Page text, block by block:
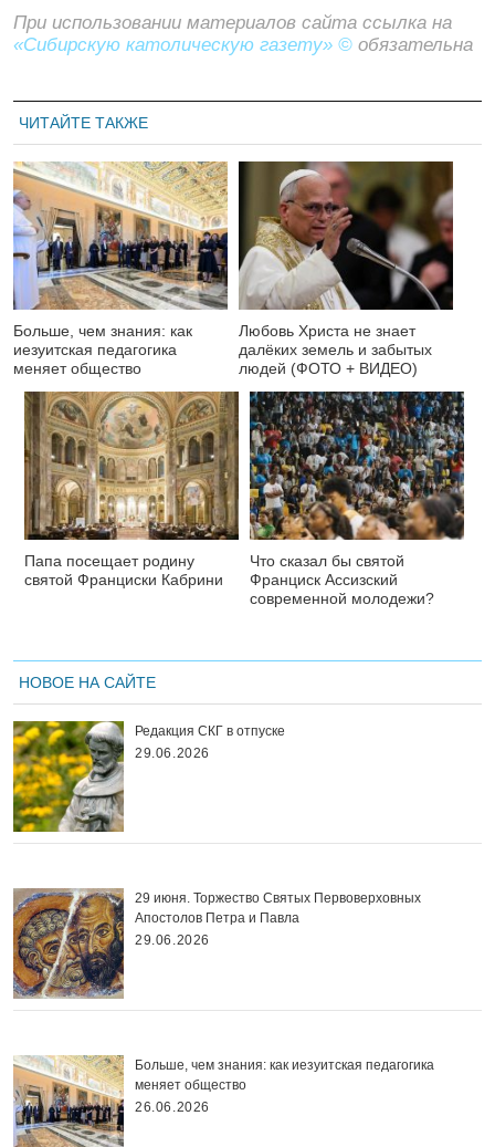
При использовании материалов сайта ссылка на
«Сибирскую католическую газету» © обязательна
ЧИТАЙТЕ ТАКЖЕ
Больше, чем знания: как
иезуитская педагогика
меняет общество
Любовь Христа не знает
далёких земель и забытых
людей (ФОТО + ВИДЕО)
Папа посещает родину
святой Франциски Кабрини
Что сказал бы святой
Франциск Ассизский
современной молодежи?
НОВОЕ НА САЙТЕ
Редакция СКГ в отпуске
29.06.2026
29 июня. Торжество Святых Первоверховных
Апостолов Петра и Павла
29.06.2026
Больше, чем знания: как иезуитская педагогика
меняет общество
26.06.2026